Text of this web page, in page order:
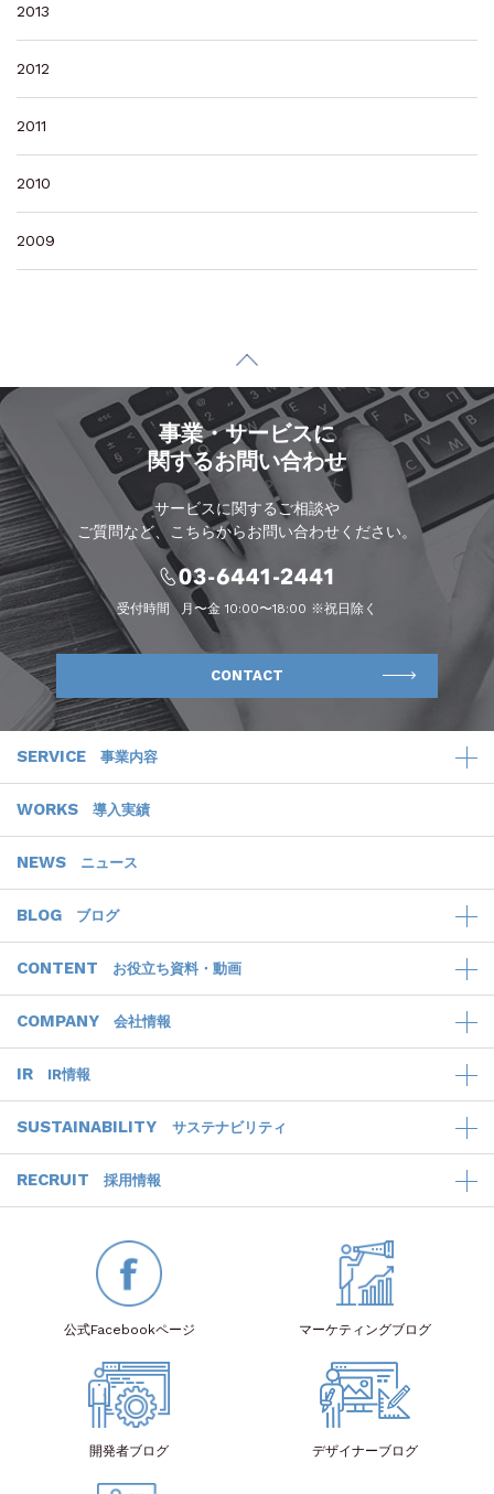
2013
2012
2011
2010
2009
事業・サービスに
関するお問い合わせ
サービスに関するご相談や
ご質問など、こちらからお問い合わせください。
受付時間 月〜金 10:00〜18:00 ※祝日除く
CONTACT
SERVICE 事業内容
WORKS 導入実績
NEWS ニュース
BLOG ブログ
CONTENT お役立ち資料・動画
COMPANY 会社情報
IR IR情報
SUSTAINABILITY サステナビリティ
RECRUIT 採用情報
公式Facebookページ マーケティングブログ
開発者ブログ デザイナーブログ